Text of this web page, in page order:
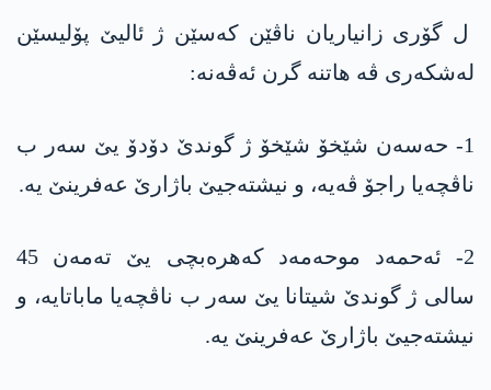
ل گۆری زانیاریان ناڤێن کەسێن ژ ئالیێ پۆلیسێن
لەشکەری ڤە ھاتنە گرن ئەڤەنە:
1- حەسەن شێخۆ شێخۆ ژ گوندێ دۆدۆ یێ سەر ب
ناڤچەیا راجۆ ڤەیە، و نیشتەجیێ باژارێ عەفرینێ یە.
2- ئەحمەد موحەمەد کەھرەبچی یێ تەمەن 45
سالی ژ گوندێ شیتانا یێ سەر ب ناڤچەیا ماباتایە، و
نیشتەجیێ باژارێ عەفرینێ یە.